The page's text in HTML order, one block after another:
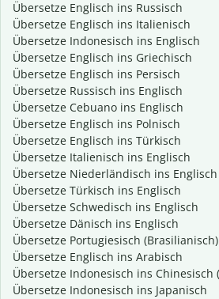
Übersetze Englisch ins Russisch
Übersetze Englisch ins Italienisch
Übersetze Indonesisch ins Englisch
Übersetze Englisch ins Griechisch
Übersetze Englisch ins Persisch
Übersetze Russisch ins Englisch
Übersetze Cebuano ins Englisch
Übersetze Englisch ins Polnisch
Übersetze Englisch ins Türkisch
Übersetze Italienisch ins Englisch
Übersetze Niederländisch ins Englisch
Übersetze Türkisch ins Englisch
Übersetze Schwedisch ins Englisch
Übersetze Dänisch ins Englisch
Übersetze Portugiesisch
Übersetze Englisch ins Arabisch
Übersetze Indonesisch ins Chinesisch
Übersetze Indonesisch ins Japanisch